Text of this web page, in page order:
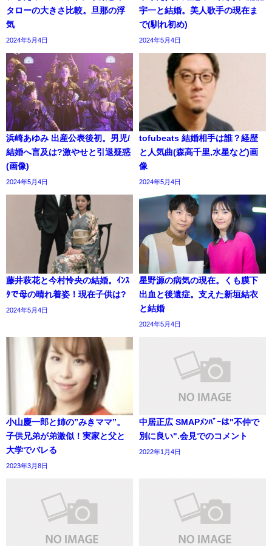
タローの大きさ比較。旦那の浮
気
2024年5月4日
宇一と結婚。美人歌手の現在ま
で(馴れ初め)
2024年5月4日
浜崎あゆみ 出産公表後初。男児/
結婚へ言及は?激やせと引退疑惑
(画像)
2024年5月4日
tofubeats 結婚相手は誰？経歴
と人気曲(森高千里,水星など)画
像
2024年5月4日
藤井萩花と今村怜央の結婚。ｲﾝｽ
ﾀで母の晴れ着姿！現在子供は?
2024年5月4日
星野源の病気の現在。くも膜下
出血と後遺症。支えた新垣結衣
と結婚
2024年5月4日
小山慶一郎と姉の”みきママ”。
子供兄弟が弟激似！実家と父と
大学でバレる
2023年3月8日
中居正広 SMAPﾒﾝﾊﾞｰは"不仲で
別に良い".会見でのコメント
2022年1月4日